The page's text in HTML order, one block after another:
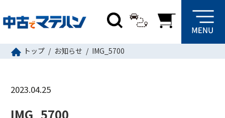
トップ お知らせ IMG_5700
2023.04.25
IMG_5700